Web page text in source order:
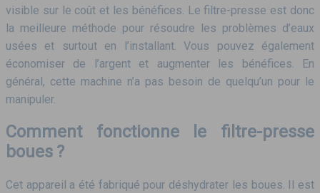
visible sur le coût et les bénéfices. Le filtre-presse est donc
la meilleure méthode pour résoudre les problèmes d’eaux
usées et surtout en l’installant. Vous pouvez également
économiser de l’argent et augmenter les bénéfices. En
général, cette machine n’a pas besoin de quelqu’un pour le
manipuler.
Comment fonctionne le filtre-presse
boues ?
Cet appareil a été fabriqué pour déshydrater les boues. Il est